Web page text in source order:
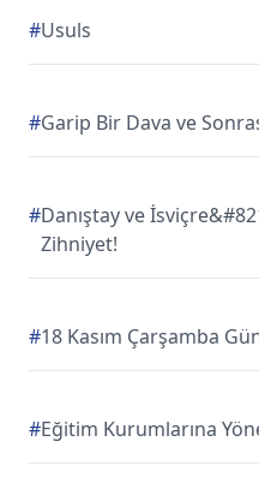
#Usuls
#Garip Bir Dava ve
#Danıştay ve
Zihniyet!
#18 Kasım Çarşamba
#Eğitim Kurumlarına